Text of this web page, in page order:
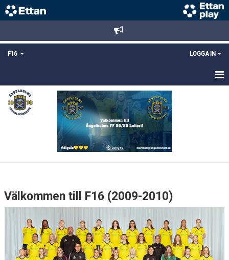
F16 LOGGA IN
HEM
NYHETER
BILDGALLERI
KONTAKT
Välkommen till F16 (2009-2010)